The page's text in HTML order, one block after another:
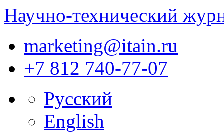
Научно-технический
marketing@itain.ru
+7 812 740-77-07
Русский
English